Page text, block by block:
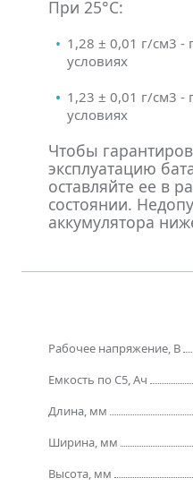
При 25°С:
1,28 ± 0,01 г/см3
условиях
1,23 ± 0,01 г/см3 -
условиях
Чтобы
эксплуатацию
оставляйте ее в
состоянии.
аккумулятора
Рабочее напряжение, В
Емкость по C5, Ач
Длина, мм
Ширина, мм
Высота, мм